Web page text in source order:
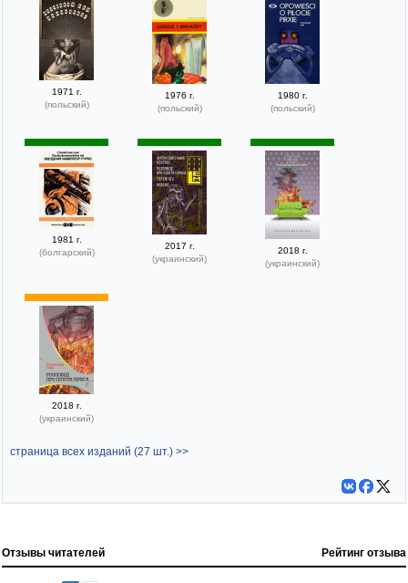
1971 г.
(польский)
1976 г.
(польский)
1980 г.
(польский)
1981 г.
(болгарский)
2017 г.
(украинский)
2018 г.
(украинский)
2018 г.
(украинский)
страница всех изданий (27 шт.) >>
Отзывы читателей Рейтинг отзыва